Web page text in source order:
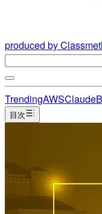
produced by
TrendingAWSClaude
目次